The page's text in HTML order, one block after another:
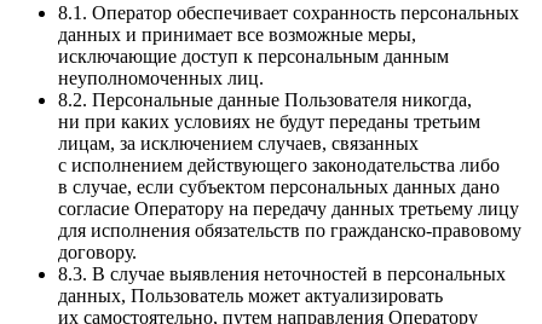
8.1. Оператор обеспечивает сохранность персональных
данных и принимает все возможные меры,
исключающие доступ к персональным данным
неуполномоченных лиц.
8.2. Персональные данные Пользователя никогда,
ни при каких условиях не будут переданы третьим
лицам, за исключением случаев, связанных
с исполнением действующего законодательства либо
в случае, если субъектом персональных данных дано
согласие Оператору на передачу данных третьему лицу
для исполнения обязательств по гражданско-правовому
договору.
8.3. В случае выявления неточностей в персональных
данных, Пользователь может актуализировать
их самостоятельно, путем направления Оператору